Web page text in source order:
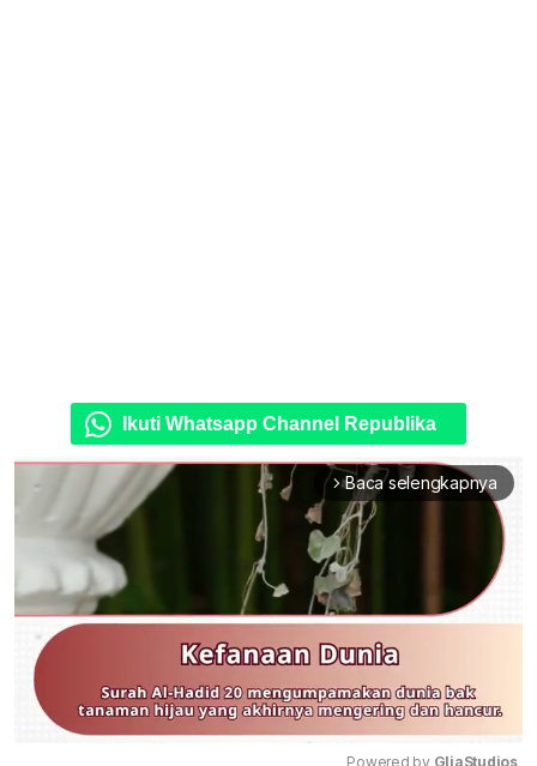
Ikuti Whatsapp Channel Republika
arrow_forward_ios Baca selengkapnya
Powered by GliaStudios